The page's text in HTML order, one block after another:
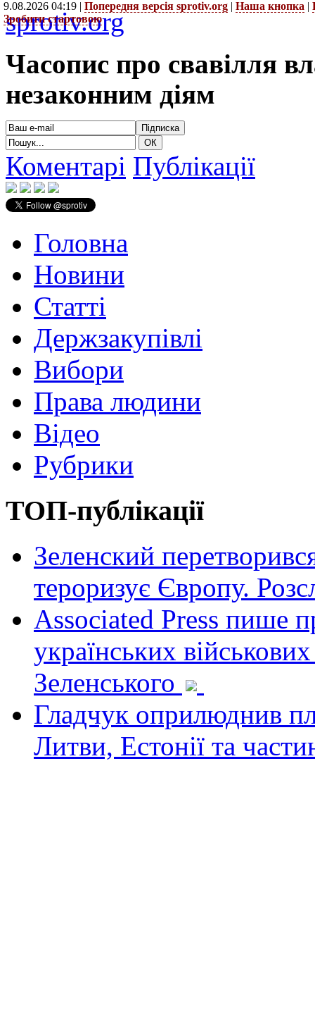
9.08.2026 04:19 | Попередня версія sprotiv.org | Наша кнопка |
Зробити стартовою
sprotiv.org
Часопис про свавілля
незаконним діям
Коментарі Публікації
Головна
Новини
Статті
Держзакупівлі
Вибори
Права людини
Відео
Рубрики
ТОП-публікації
Зеленский
тероризує Європу.
Associated Press пише
українських
Зеленського
Гладчук оприлюднив
Литви, Естонії та